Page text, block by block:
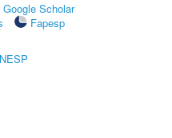
Google Scholar
Fapesp